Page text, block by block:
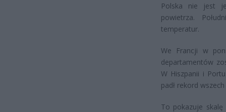
Polska nie jest
powietrza.
temperatur.
We Francji w
departamentów
W Hiszpanii i
padł rekord
To pokazuje